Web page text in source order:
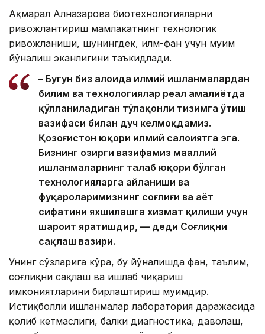
Ақмарал Алназарова биотехнологияларни
ривожлантириш мамлакатнинг технологик
ривожланиши, шунингдек, илм-фан учун муҳим
йўналиш эканлигини таъкидлади.
– Бугун биз алоҳида илмий ишланмалардан
билим ва технологиялар реал амалиётда
қўлланиладиган тўлақонли тизимга ўтиш
вазифаси билан дуч келмоқдамиз.
Қозоғистон юқори илмий салоҳиятга эга.
Бизнинг ҳозирги вазифамиз маҳаллий
ишланмаларнинг талаб юқори бўлган
технологияларга айланиши ва
фуқароларимизнинг соғлиғи ва ҳаёт
сифатини яхшилашга хизмат қилиши учун
шароит яратишдир, — деди Соғлиқни
сақлаш вазири.
Унинг сўзларига кўра, бу йўналишда фан, таълим,
соғлиқни сақлаш ва ишлаб чиқариш
имкониятларини бирлаштириш муҳимдир.
Истиқболли ишланмалар лаборатория даражасида
қолиб кетмаслиги, балки диагностика, даволаш,